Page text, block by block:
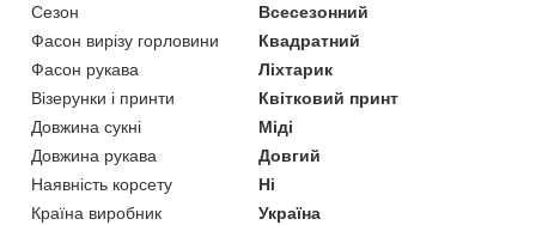
Сезон
Всесезонний
Фасон вирізу горловини
Квадратний
Фасон рукава
Ліхтарик
Візерунки і принти
Квітковий принт
Довжина сукні
Міді
Довжина рукава
Довгий
Наявність корсету
Ні
Країна виробник
Україна